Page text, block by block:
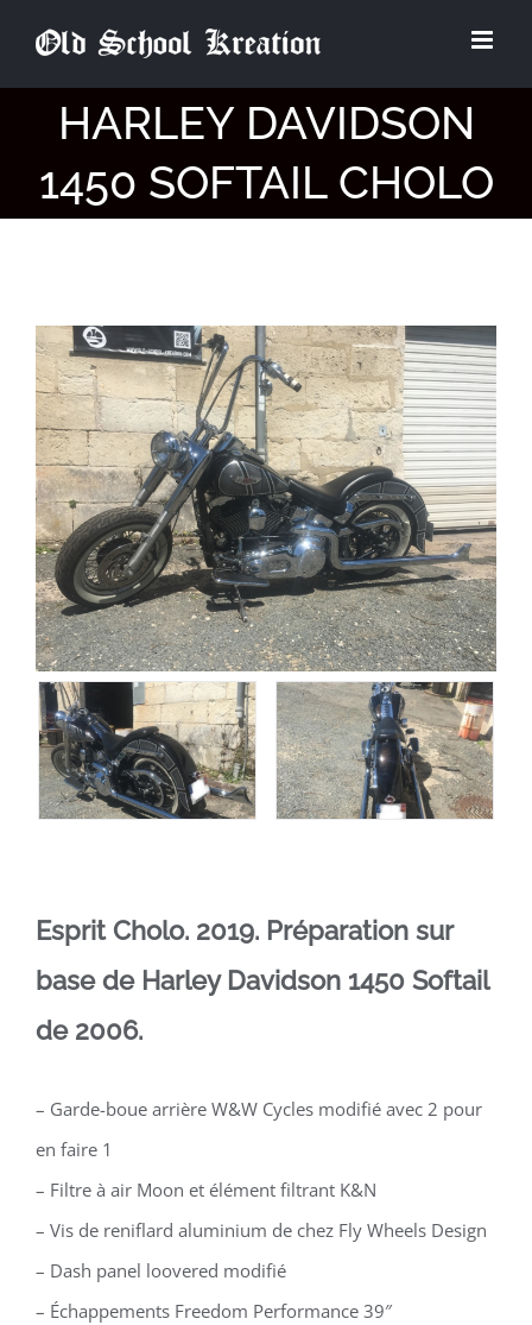
HARLEY DAVIDSON
1450 SOFTAIL CHOLO
Esprit Cholo. 2019. Préparation sur
base de Harley Davidson 1450 Softail
de 2006.
– Garde-boue arrière W&W Cycles modifié avec 2 pour
en faire 1
– Filtre à air Moon et élément filtrant K&N
– Vis de reniflard aluminium de chez Fly Wheels Design
– Dash panel loovered modifié
– Échappements Freedom Performance 39″